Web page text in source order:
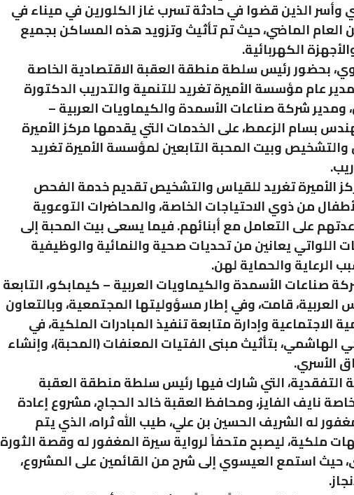
وأسر الذين قضوا في حادثة تسرب غاز الكلورين في ميناء في
العام الماضي، حيث تم تأثيث وتزويد هذه المساكن بجميع
الكهربائية.
بحضور رئيس سلطة منطقة العقبة الاقتصادية الخاصة
عام مؤسسة الأميرة تغريد للتنمية والتدريب الدكتورة
ومدير شركة صناعات الأسمدة والكيماويات العربية –
بسام الزعمط، على الخدمات التي يقدمها مركز الأميرة
وبيت المحبة التابعين لمؤسسة الأميرة تغريد
الأميرة تغريد للقياس والتشخيص تقديم خدمة الفحص
من ذوي الاحتياجات الخاصة، والمحاضرات التوعوية
على التعامل مع أبنائهم. فيما يسعى بيت المحبة إلى
اللواتي يعانين من تحديات صحية والنمائية والوظيفية
الرعاية والحماية لهن.
صناعات الأسمدة والكيماويات العربية – كيمابكو، التابعة
العربية، قامت، وفي إطار مسؤوليتها المجتمعية، وبالتعاون
الاجتماعية وإدارة متابعة تنفيذ المبادرات الملكية، في
الهاشمي، بتأثيث مبنى الفتيات المعنفات (المحبة)، وإنشاء
الأسري.
التفقدية، التي شارك فيها رئيس سلطة منطقة العقبة
نايف الفايز، ومحافظ العقبة خالد الحجاج، مشروع إعادة
له الشريف الحسين بن علي، طيب الله ثراه، الذي يتم
ملكية، ليصبح متحفاً لرواية سيرة المغفور له وقصة الثورة
حيث استمع العيسوي إلى شرح من القائمين على المشروع،